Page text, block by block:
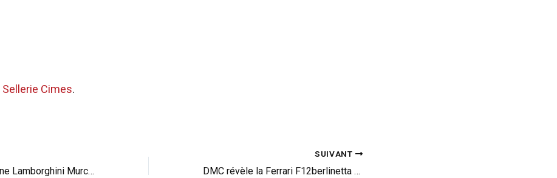
Sellerie Cimes.
Réveil-matin : une Lamborghini Murcielago LP670-4 SV pousse la note (vid)
SUIVANT
DMC révèle la Ferrari F12berlinetta Spia